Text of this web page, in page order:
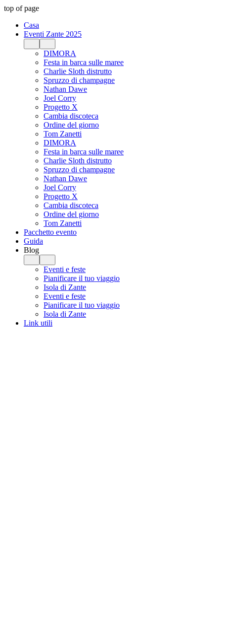
top of page
Casa
Eventi Zante 2025
DIMORA
Festa in barca sulle maree
Charlie Sloth distrutto
Spruzzo di champagne
Nathan Dawe
Joel Corry
Progetto X
Cambia discoteca
Ordine del giorno
Tom Zanetti
DIMORA
Festa in barca sulle maree
Charlie Sloth distrutto
Spruzzo di champagne
Nathan Dawe
Joel Corry
Progetto X
Cambia discoteca
Ordine del giorno
Tom Zanetti
Pacchetto evento
Guida
Blog
Eventi e feste
Pianificare il tuo viaggio
Isola di Zante
Eventi e feste
Pianificare il tuo viaggio
Isola di Zante
Link utili